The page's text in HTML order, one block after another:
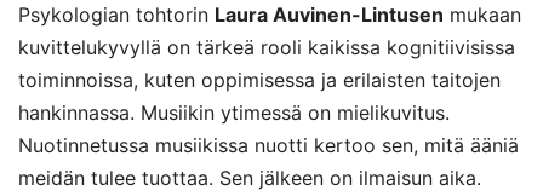
Psykologian tohtorin Laura Auvinen-Lintusen mukaan
kuvittelukyvyllä on tärkeä rooli kaikissa kognitiivisissa
toiminnoissa, kuten oppimisessa ja erilaisten taitojen
hankinnassa. Musiikin ytimessä on mielikuvitus.
Nuotinnetussa musiikissa nuotti kertoo sen, mitä ääniä
meidän tulee tuottaa. Sen jälkeen on ilmaisun aika.